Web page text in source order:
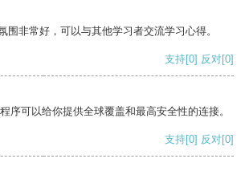
围非常好，可以与其他学习者交流学习心得。
支持[0] 反对[0]
序可以给你提供全球覆盖和最高安全性的连接。
支持[0] 反对[0]